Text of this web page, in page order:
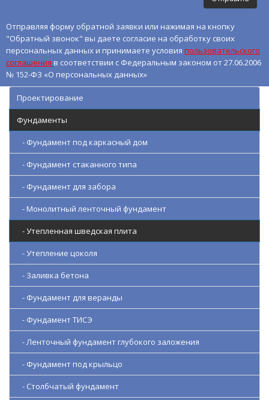
Отправляя форму обратной заявки или нажимая на кнопку
"Обратный звонок" вы даете согласие на обработку своих
персональных данных и принимаете условия пользовательского
соглашения в соответствии с Федеральным законом от 27.06.2006
№ 152-ФЗ «О персональных данных»
Проектирование
Фундаменты
- Фундамент под каркасный дом
- Фундамент стаканного типа
- Фундамент для забора
- Монолитный ленточный фундамент
- Утепленная шведская плита
- Утепление цоколя
- Заливка бетона
- Фундамент для веранды
- Фундамент ТИСЭ
- Ленточный фундамент глубокого заложения
- Фундамент под крыльцо
- Столбчатый фундамент